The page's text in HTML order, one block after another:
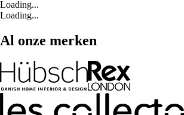
Loading...
Loading...
Al onze merken